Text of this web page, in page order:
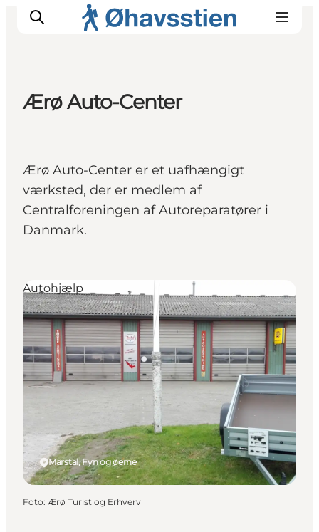
Planlægning
Ærø Auto-Center
Ærø Auto-Center er et uafhængigt
værksted, der er medlem af
Centralforeningen af Autoreparatører i
Danmark.
Marstal, Fyn og øerne
Autohjælp
Foto: Ærø Turist og Erhverv